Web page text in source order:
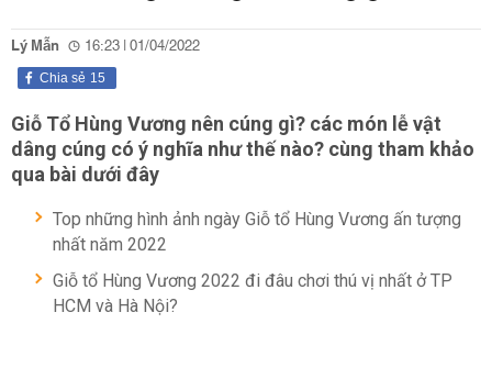
Lý Mẫn 16:23 | 01/04/2022
15
Chia sẻ
Giỗ Tổ Hùng Vương nên cúng gì? các món lễ vật
dâng cúng có ý nghĩa như thế nào? cùng tham khảo
qua bài dưới đây
Top những hình ảnh ngày Giỗ tổ Hùng Vương ấn tượng
nhất năm 2022
Giỗ tổ Hùng Vương 2022 đi đâu chơi thú vị nhất ở TP
HCM và Hà Nội?